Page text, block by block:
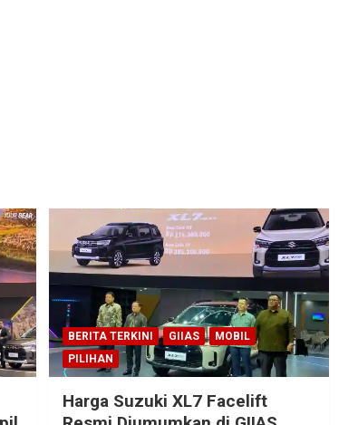
BERITA TERKINI GIIAS
MOBIL
PILIHAN
Harga Suzuki XL7 Facelift